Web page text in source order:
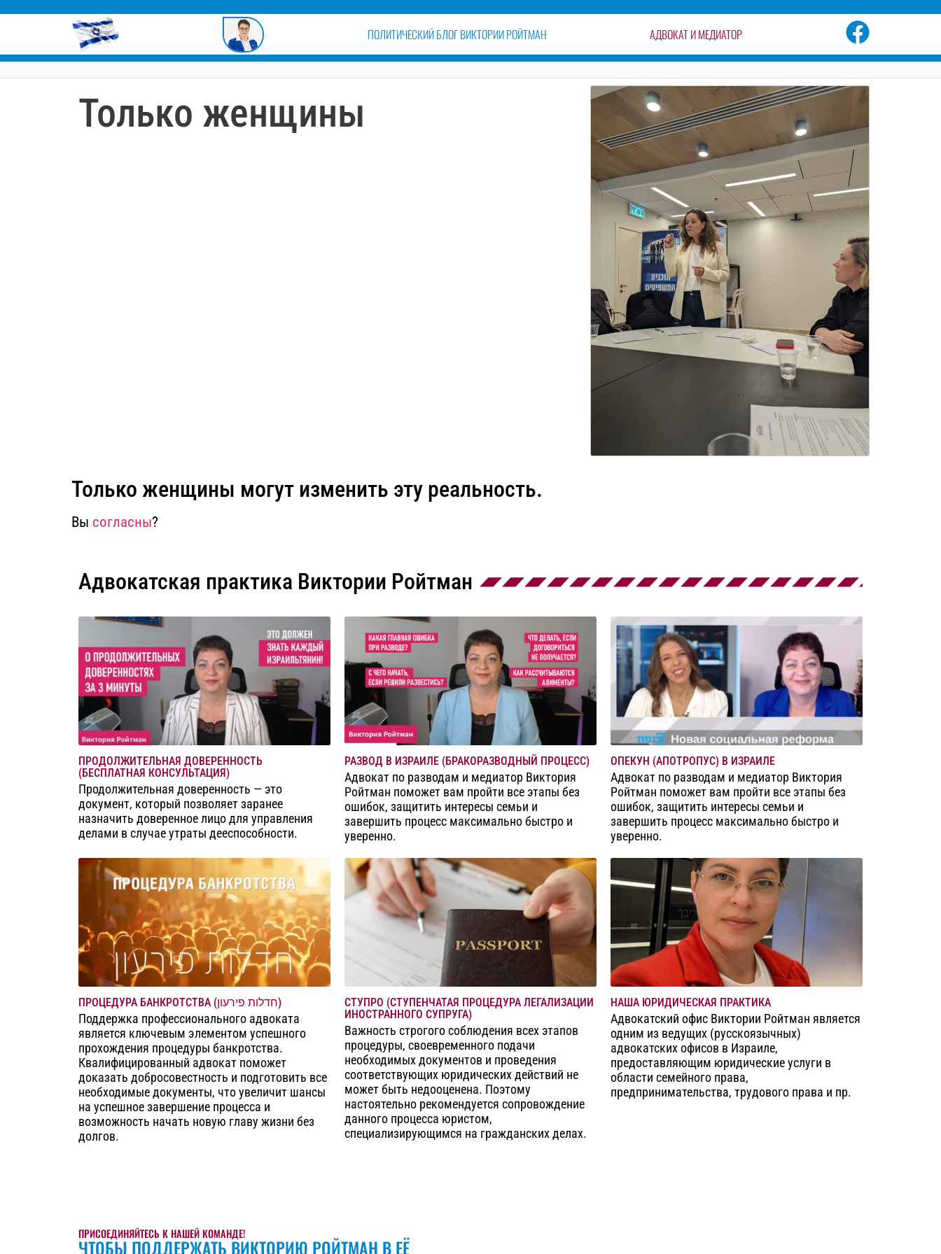
ПОЛИТИЧЕСКИЙ БЛОГ ВИКТОРИИ РОЙТМАН АДВОКАТ И МЕДИАТОР
Только женщины
Только женщины могут изменить эту реальность.
Вы согласны?
Адвокатская практика Виктории Ройтман
ПРОДОЛЖИТЕЛЬНАЯ ДОВЕРЕННОСТЬ
(БЕСПЛАТНАЯ КОНСУЛЬТАЦИЯ)
Продолжительная доверенность — это
документ, который позволяет заранее
назначить доверенное лицо для управления
делами в случае утраты дееспособности.
РАЗВОД В ИЗРАИЛЕ (БРАКОРАЗВОДНЫЙ ПРОЦЕСС)
Адвокат по разводам и медиатор Виктория
Ройтман поможет вам пройти все этапы без
ошибок, защитить интересы семьи и
завершить процесс максимально быстро и
уверенно.
ОПЕКУН (АПОТРОПУС) В ИЗРАИЛЕ
Адвокат по разводам и медиатор Виктория
Ройтман поможет вам пройти все этапы без
ошибок, защитить интересы семьи и
завершить процесс максимально быстро и
уверенно.
ПРОЦЕДУРА БАНКРОТСТВА (חדלות פירעון)
Поддержка профессионального адвоката
является ключевым элементом успешного
прохождения процедуры банкротства.
Квалифицированный адвокат поможет
доказать добросовестность и подготовить все
необходимые документы, что увеличит шансы
на успешное завершение процесса и
возможность начать новую главу жизни без
долгов.
СТУПРО (СТУПЕНЧАТАЯ ПРОЦЕДУРА ЛЕГАЛИЗАЦИИ
ИНОСТРАННОГО СУПРУГА)
Важность строгого соблюдения всех этапов
процедуры, своевременного подачи
необходимых документов и проведения
соответствующих юридических действий не
может быть недооценена. Поэтому
настоятельно рекомендуется сопровождение
данного процесса юристом,
специализирующимся на гражданских делах.
НАША ЮРИДИЧЕСКАЯ ПРАКТИКА
Адвокатский офис Виктории Ройтман является
одним из ведущих (русскоязычных)
адвокатских офисов в Израиле,
предоставляющим юридические услуги в
области семейного права,
предпринимательства, трудового права и пр.
ПРИСОЕДИНЯЙТЕСЬ К НАШЕЙ КОМАНДЕ!
ЧТОБЫ ПОДДЕРЖАТЬ ВИКТОРИЮ РОЙТМАН В ЕЁ